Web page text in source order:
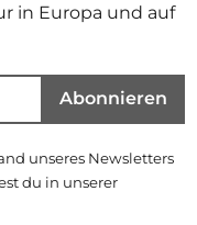
in Europa und auf
Abonnieren
unseres Newsletters
du in unserer